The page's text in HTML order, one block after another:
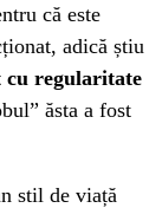
că este
adică știu
cu regularitate
ăsta a fost
stil de viață